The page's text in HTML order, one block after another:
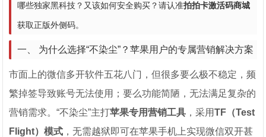
哪些独家黑科技？又该如何安全购买？请认准拍拍卡激活码商城
获取正版外侧码。
一、 为什么选择“不染尘”？苹果用户的专属营销解决方案
市面上的微信多开软件五花八门，但很多要么极不稳定，频
繁掉签导致账号无法使用；要么功能简陋，无法满足复杂的
营销需求。“不染尘”主打苹果专用营销工具 ，采用TF（Test
Flight）模式 ，无需越狱即可在苹果手机上实现微信双开甚